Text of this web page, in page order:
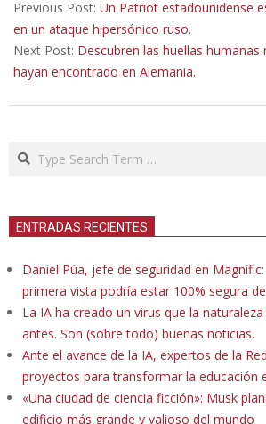
05-
17
Previous Post: Un Patriot estadounidense
en un ataque hipersónico ruso.
Next Post: Descubren las huellas humanas
hayan encontrado en Alemania.
Search
ENTRADAS RECIENTES
Daniel Púa, jefe de seguridad en
primera vista podría estar 100% segura
La IA ha creado un virus que la
antes. Son (sobre todo) buenas noticias.
Ante el avance de la IA, expertos de la
proyectos para transformar la educación
«Una ciudad de ciencia ficción»: Musk
edificio más grande y valioso del mundo